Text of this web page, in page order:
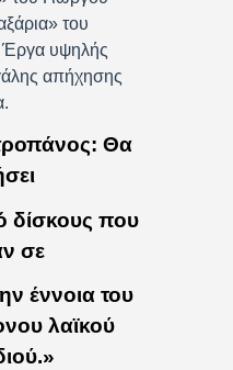
του
Έργα υψηλής
απήχησης
Θα
δίσκους που
σε
έννοια του
λαϊκού